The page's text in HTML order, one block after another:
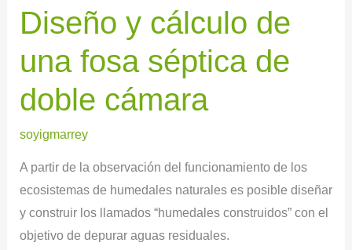
Diseño y cálculo de
una fosa séptica de
doble cámara
soyigmarrey
A partir de la observación del funcionamiento de los
ecosistemas de humedales naturales es posible diseñar
y construir los llamados “humedales construidos” con el
objetivo de depurar aguas residuales.
cálculo
una
fosa
séptica
de
cámara